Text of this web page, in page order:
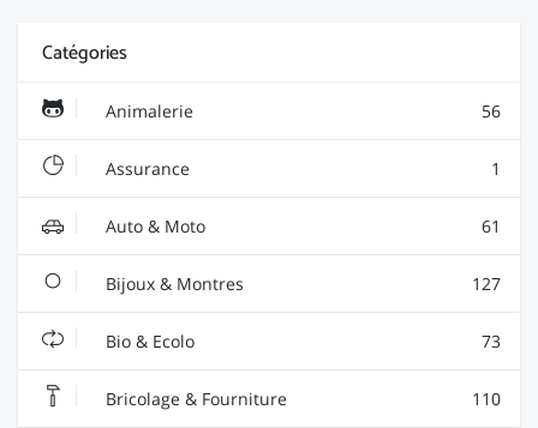
Catégories
Animalerie 56
Assurance 1
Auto & Moto 61
Bijoux & Montres 127
Bio & Ecolo 73
Bricolage & Fourniture 110